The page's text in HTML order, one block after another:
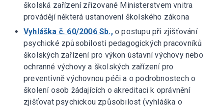
školská zařízení zřizované Ministerstvem vnitra
provádějí některá ustanovení školského zákona
Vyhláška č. 60/2006 Sb.,o postupu při zjišťování
psychické způsobilosti pedagogických pracovníků
školských zařízení pro výkon ústavní výchovy nebo
ochranné výchovy a školských zařízení pro
preventivně výchovnou péči a o podrobnostech o
školení osob žádajících o akreditaci k oprávnění
zjišťovat psychickou způsobilost (vyhláška o